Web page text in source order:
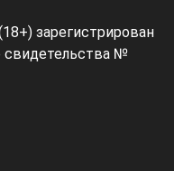
зарегистрирован
свидетельства №